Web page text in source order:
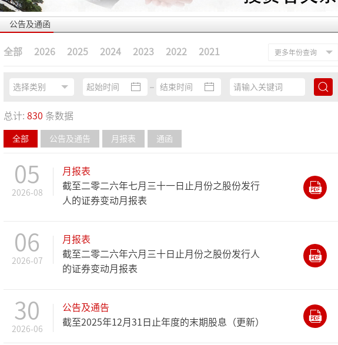
公告及通函
全部 2026 2025 2024 2023 2022 2021
总计: 830 条数据
全部 公告及通告 月报表 通函
05
2026-08
月报表
截至二零二六年七月三十一日止月份之股份发行
人的证券变动月报表
06
2026-07
月报表
截至二零二六年六月三十日止月份之股份发行人
的证券变动月报表
30
2026-06
公告及通告
截至2025年12月31日止年度的末期股息（更新）